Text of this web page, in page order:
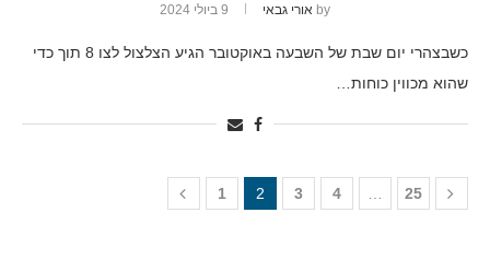
by אורי גבאי 9 ביולי 2024
כשבצהרי יום שבת של השבעה באוקטובר הגיע הצלצול לצו 8 תוך כדי
שהוא מכווין כוחות…
1 2 3 4 25